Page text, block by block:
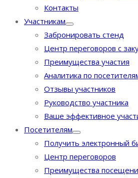
Контакты
Участникам
Забронировать стенд
Центр переговоров с
Преимущества участия
Аналитика по
Отзывы участников
Руководство участника
Ваше эффективное
Посетителям
Получить электронный
Центр переговоров
Преимущества